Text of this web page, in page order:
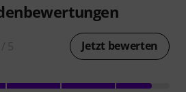
Jetzt bewerten